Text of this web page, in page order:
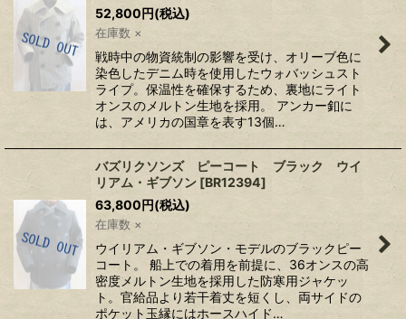
52,800円(税込)
在庫数 ×
戦時中の物資統制の影響を受け、オリーブ色に
染色したデニム時を使用したウォバッシュスト
ライプ。保温性を確保するため、裏地にライト
オンスのメルトン生地を採用。 アンカー釦に
は、アメリカの国章を表す13個…
バズリクソンズ ピーコート ブラック ウイ
リアム・ギブソン [BR12394]
63,800円(税込)
在庫数 ×
ウイリアム・ギブソン・モデルのブラックピー
コート。 船上での着用を前提に、36オンスの高
密度メルトン生地を採用した防寒用ジャケッ
ト。官給品より若干着丈を短くし、両サイドの
ポケット玉縁にはホースハイド…